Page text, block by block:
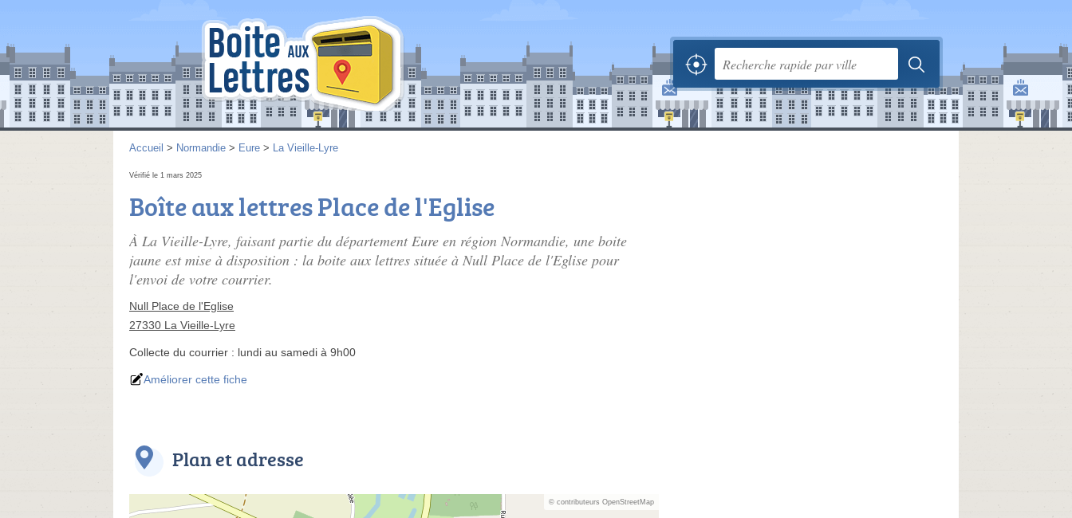
Accueil > Normandie > Eure > La Vieille-Lyre
Vérifié le 1 mars 2025
Boîte aux lettres Place de l'Eglise
À La Vieille-Lyre, faisant partie du département Eure en région Normandie, une boite
jaune est mise à disposition : la boite aux lettres située à Null Place de l'Eglise pour
l'envoi de votre courrier.
Null Place de l'Eglise
27330 La Vieille-Lyre
Collecte du courrier : lundi au samedi à 9h00
Améliorer cette fiche
Plan et adresse
© contributeurs OpenStreetMap